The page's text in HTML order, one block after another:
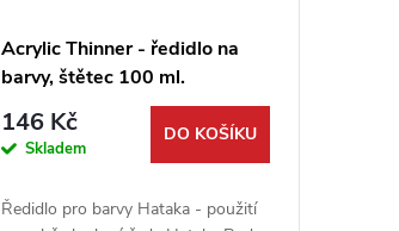
Acrylic Thinner - ředidlo na
barvy, štětec 100 ml.
146 Kč
Skladem
DO KOŠÍKU
Ředidlo pro barvy Hataka - použití